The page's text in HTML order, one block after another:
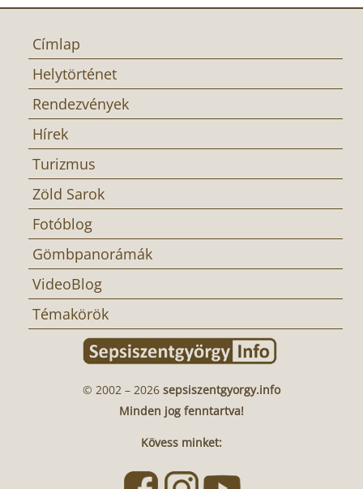
Címlap
Helytörténet
Rendezvények
Hírek
Turizmus
Zöld Sarok
Fotóblog
Gömbpanorámák
VideoBlog
Témakörök
© 2002 – 2026 sepsiszentgyorgy.info
Minden jog fenntartva!
Kövess minket: